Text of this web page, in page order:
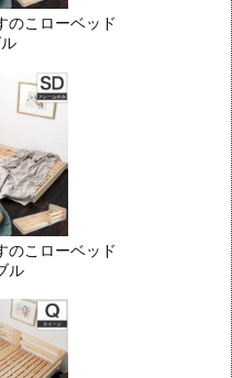
のこローベッド
のこローベッド
ル